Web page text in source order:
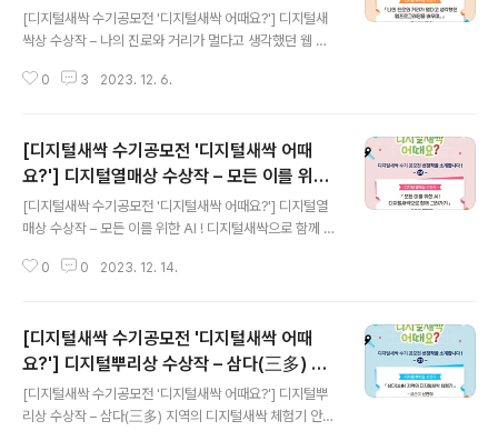
리가 멀다고 생각했던 웹 프로그래밍을 배우
며
[디지털새싹 수기공모전 '디지털새싹 어때요?'] 디지털새
싹상 수상작 – 나의 진로와 거리가 멀다고 생각했던 웹 프
지난봄, 디지털새싹 캠프 참여 소감을 주제로 한 디지털새
로와 거리가 멀다고 생각했던 웹 프로그래밍을 배우며...’
함께 만나 볼까요? ▼ 원문 보기 ▼ 나의 진로와 거리가 멀
다고 생각했던 웹 프로그래밍을 배우며…. 박다현 나는 특
성화고등학교에 진학한 뒤로 일반 고등학교나 특목 고등학
고 은연중에 느끼고 있었다. 이것을 느끼게 된 계기는 작년
0 3 2023. 12. 6.
[디지털새싹 수기공모전 '디지털새싹 어때
요?'] 디지털열매상 수상작 – 모든 이를 위한
AI ! 디지털새싹으로 함께 그려가기
[디지털새싹 수기공모전 '디지털새싹 어때요?'] 디지털열
매상 수상작 – 모든 이를 위한 AI ! 디지털새싹으로 함께 그
지털새싹 캠프 참여 소감을 주제로 한 디지털새싹 수기공
디지털새싹으로 함께 그려가기’ 함께 만나 볼까요? ▼ 원
문 보기 ▼ ​ 모든 이를 위한 AI ! 디지털새싹으로 함께 그려
가기 강지우 코로나19로 아이들의 교육 격차를 체감하며,
주어진 환경에 상관없이 아이들 개개인이 스스로 배움과
성장을 할 수 있는 방안을 고민하게 되었습니다. 이러한 생
0 0 2023. 12. 14.
[디지털새싹 수기공모전 '디지털새싹 어때
요?'] 디지털뿌리상 수상작 – 삼다(三多) 지
역의 디지털새싹 체험기
[디지털새싹 수기공모전 '디지털새싹 어때요?'] 디지털뿌
리상 수상작 – 삼다(三多) 지역의 디지털새싹 체험기 안녕